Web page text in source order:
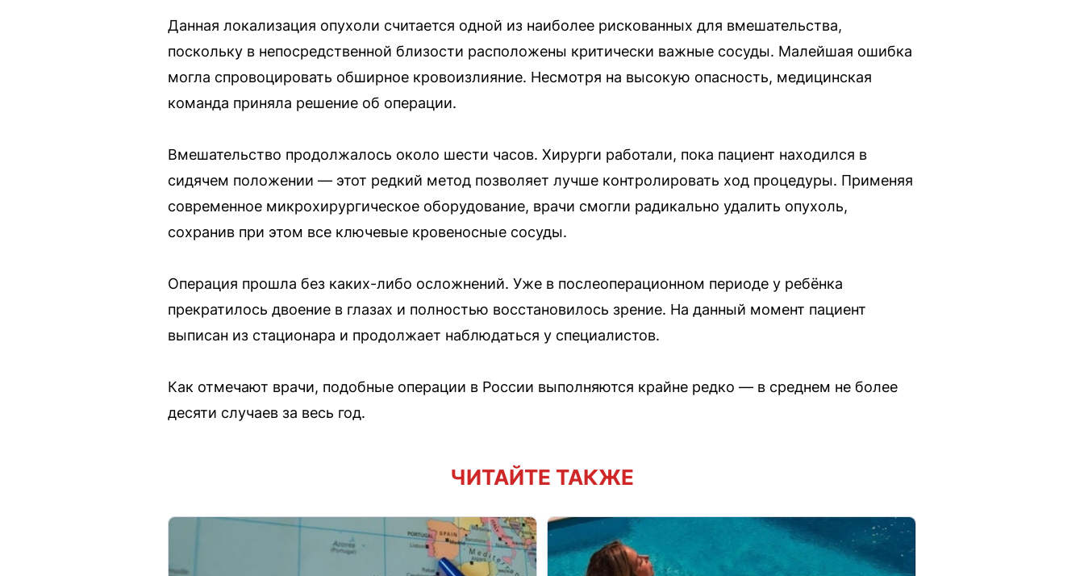
Данная локализация опухоли считается одной из наиболее рискованных для вмешательства,
поскольку в непосредственной близости расположены критически важные сосуды. Малейшая ошибка
могла спровоцировать обширное кровоизлияние. Несмотря на высокую опасность, медицинская
команда приняла решение об операции.
Вмешательство продолжалось около шести часов. Хирурги работали, пока пациент находился в
сидячем положении — этот редкий метод позволяет лучше контролировать ход процедуры. Применяя
современное микрохирургическое оборудование, врачи смогли радикально удалить опухоль,
сохранив при этом все ключевые кровеносные сосуды.
Операция прошла без каких-либо осложнений. Уже в послеоперационном периоде у ребёнка
прекратилось двоение в глазах и полностью восстановилось зрение. На данный момент пациент
выписан из стационара и продолжает наблюдаться у специалистов.
Как отмечают врачи, подобные операции в России выполняются крайне редко — в среднем не более
десяти случаев за весь год.
ЧИТАЙТЕ ТАКЖЕ